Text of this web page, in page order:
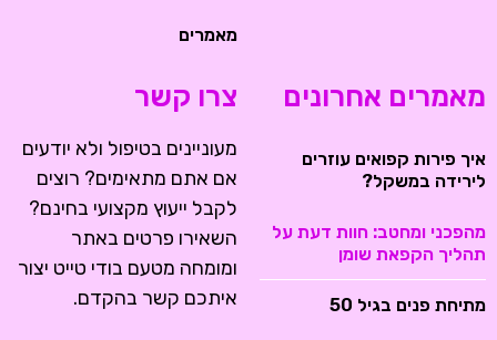
מאמרים
מאמרים אחרונים
איך פירות קפואים עוזרים
לירידה במשקל?
מהפכני ומחטב: חוות דעת על
תהליך הקפאת שומן
מתיחת פנים בגיל 50
צרו קשר
מעוניינים בטיפול ולא יודעים
אם אתם מתאימים? רוצים
לקבל ייעוץ מקצועי בחינם?
השאירו פרטים באתר
ומומחה מטעם בודי טייט יצור
איתכם קשר בהקדם.